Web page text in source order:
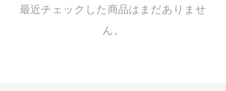
最近チェックした商品はまだありませ
ん。